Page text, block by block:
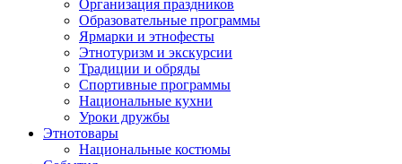
Организация праздников
Образовательные программы
Ярмарки и этнофесты
Этнотуризм и экскурсии
Традиции и обряды
Спортивные программы
Национальные кухни
Уроки дружбы
Этнотовары
Национальные костюмы